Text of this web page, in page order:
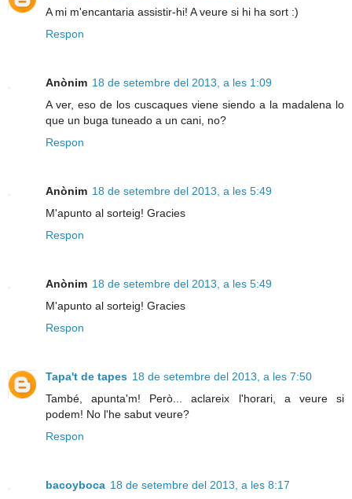
A mi m'encantaria assistir-hi! A veure si hi ha sort :)
Respon
Anònim 18 de setembre del 2013, a les 1:09
A ver, eso de los cuscaques viene siendo a la madalena lo
que un buga tuneado a un cani, no?
Respon
Anònim 18 de setembre del 2013, a les 5:49
M'apunto al sorteig! Gracies
Respon
Anònim 18 de setembre del 2013, a les 5:49
M'apunto al sorteig! Gracies
Respon
Tapa't de tapes 18 de setembre del 2013, a les 7:50
També, apunta'm! Però... aclareix l'horari, a veure si
podem! No l'he sabut veure?
Respon
bacoyboca 18 de setembre del 2013, a les 8:17